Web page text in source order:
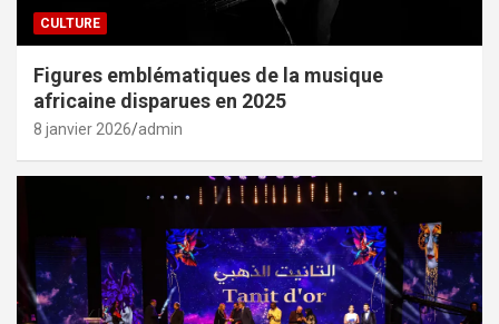
CULTURE
Figures emblématiques de la musique
africaine disparues en 2025
8 janvier 2026 admin